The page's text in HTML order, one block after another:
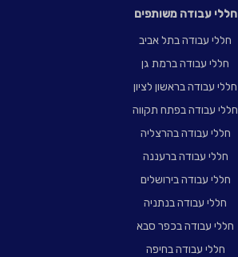
חללי עבודה משותפים
חללי עבודה בתל אביב
חללי עבודה ברמת גן
חללי עבודה בראשון לציון
חללי עבודה בפתח תקווה
חללי עבודה בהרצליה
חללי עבודה ברעננה
חללי עבודה בירושלים
חללי עבודה בנתניה
חללי עבודה בכפר סבא
חללי עבודה בחיפה